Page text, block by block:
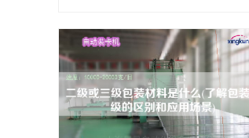
然而，操作这些设备需要一定的技
能和经验，如果不注意安全问题，
就会导致工作场所事故的发生。因
此，本文将介绍佛山玉林全自动纸
箱成型机岗位的安全操作方法，以
保障操作人员的安全。 一、佛山玉
林全自动纸箱成型机的基本结构和